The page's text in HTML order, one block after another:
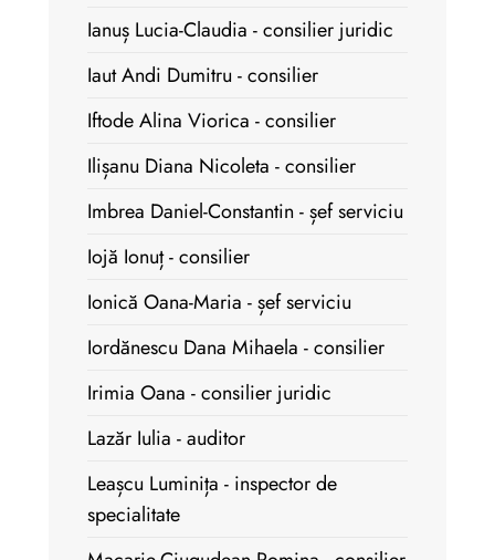
Ianuș Lucia-Claudia - consilier juridic
Iaut Andi Dumitru - consilier
Iftode Alina Viorica - consilier
Ilișanu Diana Nicoleta - consilier
Imbrea Daniel-Constantin - șef serviciu
Iojă Ionuț - consilier
Ionică Oana-Maria - șef serviciu
Iordănescu Dana Mihaela - consilier
Irimia Oana - consilier juridic
Lazăr Iulia - auditor
Leașcu Luminița - inspector de
specialitate